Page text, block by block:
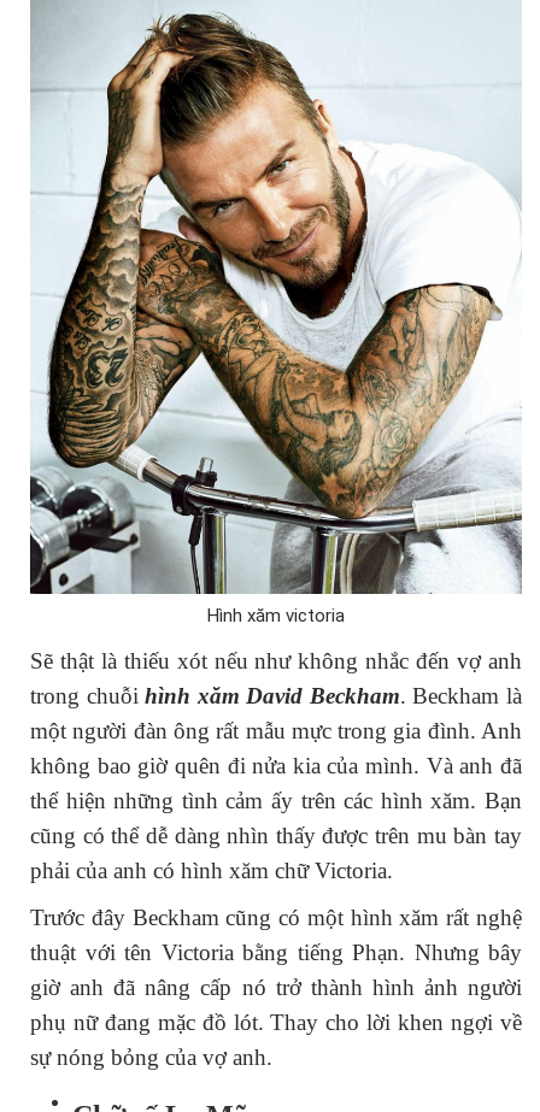
Hình xăm victoria
Sẽ thật là thiếu xót nếu như không nhắc đến vợ anh
trong chuỗihình xăm David Beckham. Beckham là
một người đàn ông rất mẫu mực trong gia đình. Anh
không bao giờ quên đi nửa kia của mình. Và anh đã
thể hiện những tình cảm ấy trên các hình xăm. Bạn
cũng có thể dễ dàng nhìn thấy được trên mu bàn tay
phải của anh có hình xăm chữ Victoria.
Trước đây Beckham cũng có một hình xăm rất nghệ
thuật với tên Victoria bằng tiếng Phạn. Nhưng bây
giờ anh đã nâng cấp nó trở thành hình ảnh người
phụ nữ đang mặc đồ lót. Thay cho lời khen ngợi về
sự nóng bỏng của vợ anh.